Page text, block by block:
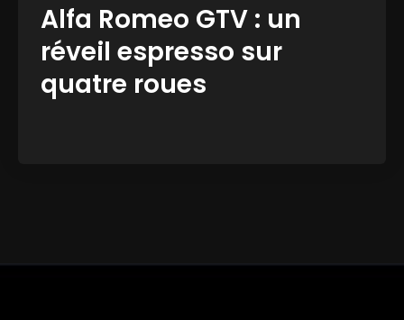
Alfa Romeo GTV : un
réveil espresso sur
quatre roues